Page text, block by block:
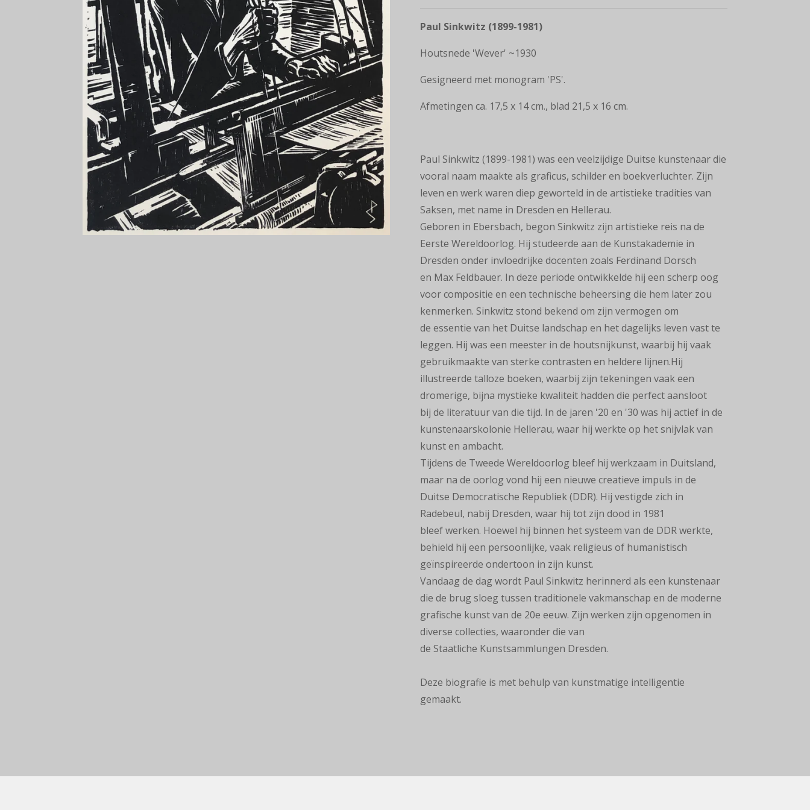
Paul Sinkwitz (1899-1981)
Houtsnede 'Wever' ~1930
Gesigneerd met monogram 'PS'.
Afmetingen ca. 17,5 x 14 cm., blad 21,5 x 16 cm.
Paul Sinkwitz (1899-1981) was een veelzijdige Duitse kunstenaar die
vooral naam maakte als graficus, schilder en boekverluchter. Zijn
leven en werk waren diep geworteld in de artistieke tradities van
Saksen, met name in Dresden en Hellerau.
Geboren in Ebersbach, begon Sinkwitz zijn artistieke reis na de
Eerste Wereldoorlog. Hij studeerde aan de Kunstakademie in
Dresden onder invloedrijke docenten zoals Ferdinand Dorsch
en Max Feldbauer. In deze periode ontwikkelde hij een scherp oog
voor compositie en een technische beheersing die hem later zou
kenmerken. Sinkwitz stond bekend om zijn vermogen om
de essentie van het Duitse landschap en het dagelijks leven vast te
leggen. Hij was een meester in de houtsnijkunst, waarbij hij vaak
gebruikmaakte van sterke contrasten en heldere lijnen.Hij
illustreerde talloze boeken, waarbij zijn tekeningen vaak een
dromerige, bijna mystieke kwaliteit hadden die perfect aansloot
bij de literatuur van die tijd. In de jaren '20 en '30 was hij actief in de
kunstenaarskolonie Hellerau, waar hij werkte op het snijvlak van
kunst en ambacht.
Tijdens de Tweede Wereldoorlog bleef hij werkzaam in Duitsland,
maar na de oorlog vond hij een nieuwe creatieve impuls in de
Duitse Democratische Republiek (DDR). Hij vestigde zich in
Radebeul, nabij Dresden, waar hij tot zijn dood in 1981
bleefwerken. Hoewel hij binnen het systeem van de DDRwerkte,
behield hij een persoonlijke, vaak religieus of humanistisch
geïnspireerde ondertoon in zijn kunst.
Vandaag de dag wordt Paul Sinkwitz herinnerd als een kunstenaar
die de brug sloeg tussen traditionele vakmanschap en de moderne
grafische kunst van de 20e eeuw. Zijn werken zijn opgenomen in
diverse collecties, waaronder die van
de Staatliche Kunstsammlungen Dresden.
Deze biografie is met behulp van kunstmatige intelligentie
gemaakt.